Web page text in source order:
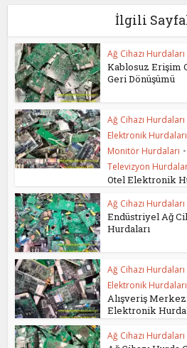
İlgili
Ağ Cihazı Hurdaları
Kablosuz Erişim
Geri Dönüşümü
Ağ Cihazı Hurdaları
Elektronik Hurdaları
Monitör Hurdaları •
Televizyon
Otel Elektronik
Ağ Cihazı Hurdaları
Endüstriyel Ağ
Hurdaları
Ağ Cihazı Hurdaları
Elektronik Hurdaları
Alışveriş
Elektronik
Ağ Cihazı Hurdaları